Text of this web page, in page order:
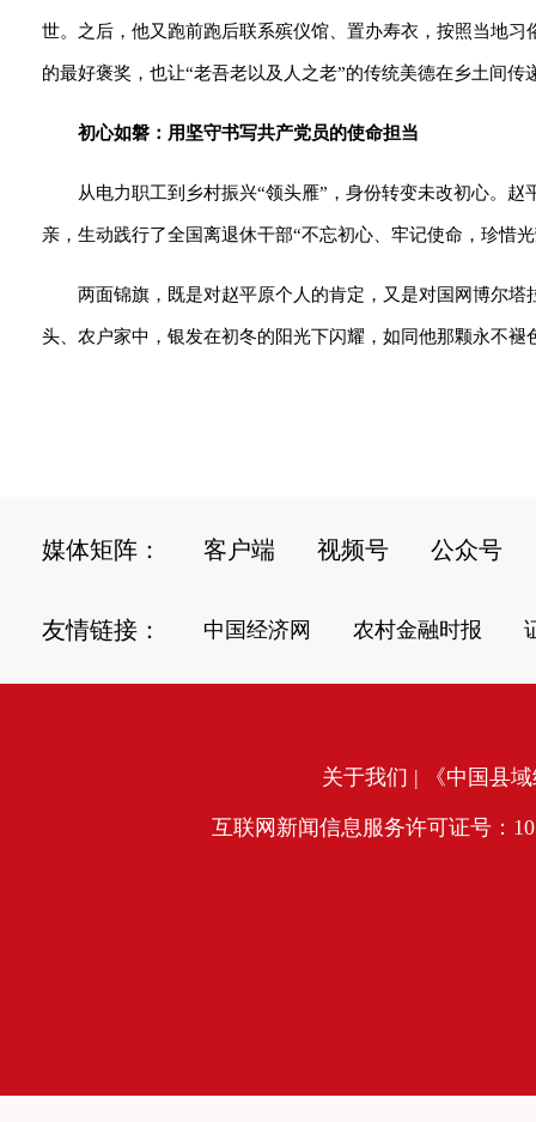
世。之后，他又跑前跑后联系殡仪馆、置办寿衣，按照当地
的最好褒奖，也让“老吾老以及人之老”的传统美德在乡土间传
初心如磐：用坚守书写共产党员的使命担当
从电力职工到乡村振兴“领头雁”，身份转变未改初心。
亲，生动践行了全国离退休干部“不忘初心、牢记使命，珍惜
两面锦旗，既是对赵平原个人的肯定，又是对国网博尔
头、农户家中，银发在初冬的阳光下闪耀，如同他那颗永不
媒体矩阵： 客户端 视频号 公众号
友情链接： 中国经济网 农村金融时报
关于我们 | 《中国县
互联网新闻信息服务许可证号：